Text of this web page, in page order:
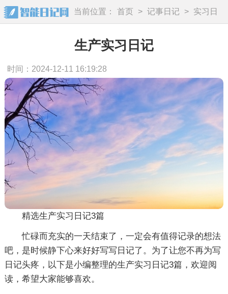
当前位置： 首页 > 记事日记 >
实习日
记
生产实习日记
时间：2024-12-11 16:19:28
精选生产实习日记3篇
忙碌而充实的一天结束了，一定会有值得记录的想法
吧，是时候静下心来好好写写日记了。为了让您不再为写
日记头疼，以下是小编整理的生产实习日记3篇，欢迎阅
读，希望大家能够喜欢。